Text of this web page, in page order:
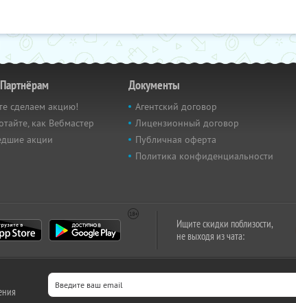
сделаем акцию!
как Вебмастер
акции
Документы
Агентский договор
Лицензионный договор
Публичная оферта
Политика конфиденциальности
Ищите скидки поблизости,
не выходя из чата: